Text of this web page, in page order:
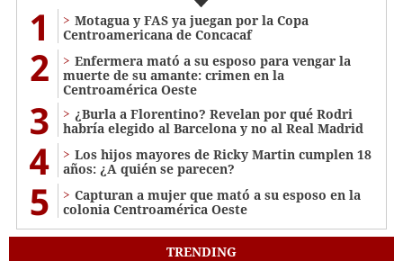
1
Motagua y FAS ya juegan por la Copa
Centroamericana de Concacaf
2
Enfermera mató a su esposo para vengar la
muerte de su amante: crimen en la
Centroamérica Oeste
3
¿Burla a Florentino? Revelan por qué Rodri
habría elegido al Barcelona y no al Real Madrid
4
Los hijos mayores de Ricky Martin cumplen 18
años: ¿A quién se parecen?
5
Capturan a mujer que mató a su esposo en la
colonia Centroamérica Oeste
TRENDING